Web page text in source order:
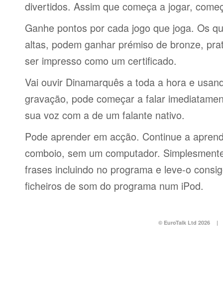
divertidos. Assim que começa a jogar,
Ganhe pontos por cada jogo que joga. Os
altas, podem ganhar prémiso de bronze,
ser impresso como um certificado.
Vai ouvir Dinamarquês a toda a hora e
gravação, pode começar a falar
sua voz com a de um falante nativo.
Pode aprender em acção. Continue a
comboio, sem um computador.
frases incluindo no programa e leve-o
ficheiros de som do programa num iPod.
© EuroTalk Ltd 2026 |